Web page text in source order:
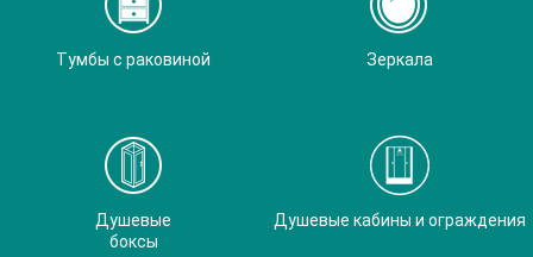
Тумбы с раковиной Зеркала
Душевые
боксы
Душевые кабины и ограждения